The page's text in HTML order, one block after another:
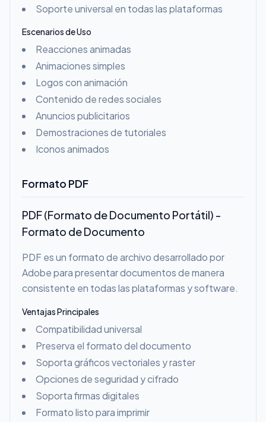
Soporte universal en todas las plataformas
Escenarios de Uso
Reacciones animadas
Animaciones simples
Logos con animación
Contenido de redes sociales
Anuncios publicitarios
Demostraciones de tutoriales
Iconos animados
Formato PDF
PDF (Formato de Documento Portátil) -
Formato de Documento
PDF es un formato de archivo desarrollado por
Adobe para presentar documentos de manera
consistente en todas las plataformas y software.
Ventajas Principales
Compatibilidad universal
Preserva el formato del documento
Soporta gráficos vectoriales y raster
Opciones de seguridad y cifrado
Soporta firmas digitales
Formato listo para imprimir